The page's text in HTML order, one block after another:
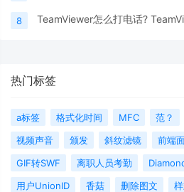
8 TeamViewer怎么打电话?
热门标签
a标签 格式化时间 MFC 范？
视频声音
颁发 斜纹滤镜 前端
GIF转SWF
离职人员考勤
用户UnionID
香菇 删除图文